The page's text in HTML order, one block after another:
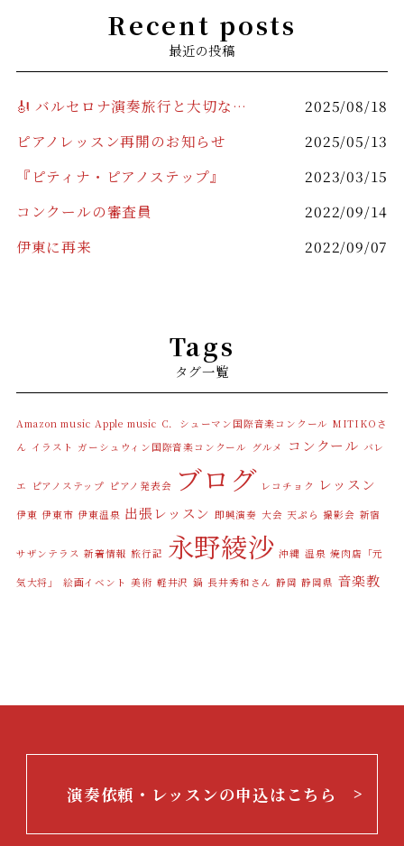
Recent posts
最近の投稿
🎻 バルセロナ演奏旅行と大切なお知らせ 🎹
2025/08/18
ピアノレッスン再開のお知らせ
2025/05/13
『ピティナ・ピアノステップ』
2023/03/15
コンクールの審査員
2022/09/14
伊東に再来
2022/09/07
Tags
タグ一覧
Amazon music Apple music C．シューマン国際音楽コンクール MITIKOさ
ん イラスト ガーシュウィン国際音楽コンクール グルメ コンクール バレ
エ ピアノステップ ピアノ発表会 ブログ レコチョク レッスン
伊東 伊東市 伊東温泉 出張レッスン 即興演奏 大会 天ぷら 撮影会 新宿
サザンテラス 新着情報 旅行記 永野綾沙 沖縄 温泉 焼肉店「元
気大将」 絵画イベント 美術 軽井沢 鍋 長井秀和さん 静岡 静岡県 音楽教
演奏依頼・レッスンの申込はこちら